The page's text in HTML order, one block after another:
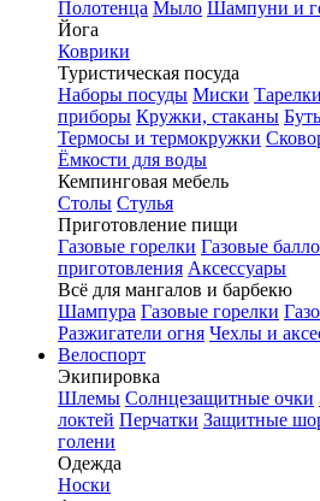
Полотенца Мыло Шампуни и
Йога
Коврики
Туристическая посуда
Наборы посуды Миски Тарелки
приборы Кружки, стаканы
Термосы и термокружки
Ёмкости для воды
Кемпинговая мебель
Столы Стулья
Приготовление пищи
Газовые горелки Газовые
приготовления Аксессуары
Всё для мангалов и барбекю
Шампура Газовые горелки
Разжигатели огня Чехлы и
Велоспорт
Экипировка
Шлемы Солнцезащитные очки
локтей Перчатки Защитные
голени
Одежда
Носки